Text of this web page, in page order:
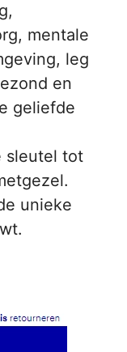
mentale
leg
en
geliefde
sleutel tot
unieke